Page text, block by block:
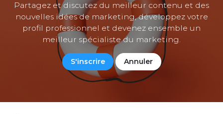
Partagez et discutez du meilleur contenu et des
nouvelles idées de marketing, développez votre
profil professionnel et devenez ensemble un
meilleur spécialiste du marketing.
S'inscrire Annuler